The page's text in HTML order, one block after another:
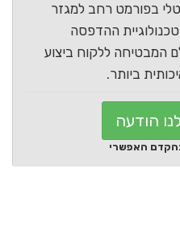
בפורמט רחב למגזר
ההדפסה
המבטיחה ללקוח ביצוע
ביותר.
הודעה
האפשרי